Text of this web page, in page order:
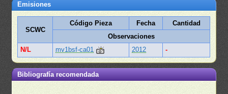
Emisiones
SCWC
Código Pieza Fecha
Cantidad
Observaciones
N/L
mv1bsf-ca01 2012 -
Bibliografía recomendada